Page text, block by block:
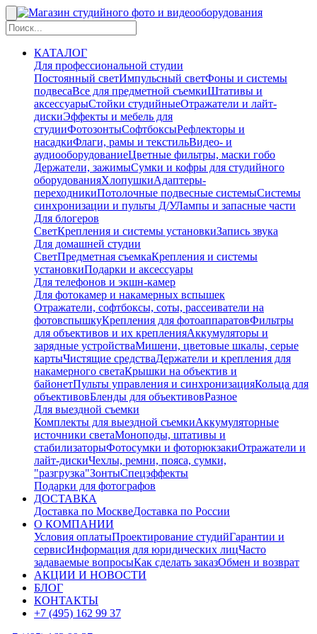
КАТАЛОГ
Для профессиональной студии
Постоянный светИмпульсный светФоны и системы
подвесаВсе для предметной съемкиШтативы и
аксессуарыСтойки студийныеОтражатели и лайт-
дискиЭффекты и мебель для
студииФотозонтыСофтбоксыРефлекторы и
насадкиФлаги, рамы и текстильВидео- и
аудиооборудованиеЦветные фильтры, маски гобо
Держатели, зажимыСумки и кофры для студийного
оборудованияХлопушкиАдаптеры-
переходникиПотолочные подвесные системыСистемы
синхронизации и пульты Д/УЛампы и запасные части
Для блогеров
СветКрепления и системы установкиЗапись звука
Для домашней студии
СветПредметная съемкаКрепления и системы
установкиПодарки и аксессуары
Для телефонов и экшн-камер
Для фотокамер и накамерных вспышек
Отражатели, софтбоксы, соты, рассеиватели на
фотовспышкуКрепления для фотоаппаратовФильтры
для объективов и их крепленияАккумуляторы и
зарядные устройстваМишени, цветовые шкалы, серые
картыЧистящие средстваДержатели и крепления для
накамерного светаКрышки на объектив и
байонетПульты управления и синхронизацияКольца для
объективовБленды для объективовРазное
Для выездной съемки
Комплекты для выездной съемкиАккумуляторные
источники светаМоноподы, штативы и
стабилизаторыФотосумки и фоторюкзакиОтражатели и
лайт-дискиЧехлы, ремни, пояса, сумки,
"разгрузка"ЗонтыСпецэффекты
Подарки для фотографов
ДОСТАВКА
Доставка по МосквеДоставка по России
О КОМПАНИИ
Условия оплатыПроектирование студийГарантии и
сервисИнформация для юридических лицЧасто
задаваемые вопросыКак сделать заказОбмен и возврат
АКЦИИ И НОВОСТИ
БЛОГ
КОНТАКТЫ
+7 (495) 162 99 37